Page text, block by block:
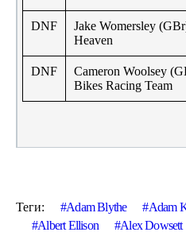
DNF
Jake Womersley
Heaven
DNF
Cameron Woolsey
Bikes Racing Team
Теги: Adam Blythe Adam
Albert Ellison
Alex Dowsett